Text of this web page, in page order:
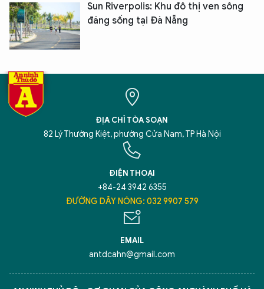
Sun Riverpolis: Khu đô thị ven sông
đáng sống tại Đà Nẵng
ĐỊA CHỈ TÒA SOẠN
82 Lý Thường Kiệt, phường Cửa Nam, TP Hà Nội
ĐIỆN THOẠI
+84-24 3942 6355
ĐƯỜNG DÂY NÓNG: 032 9907 579
EMAIL
antdcahn@gmail.com
XIN CHÀO,
TÔI LÀ CHATBOT CỦA
Hãy hỏi tôi bất kỳ điều gì bạn cần biết về
An Ninh Thủ Đô nhé. Tôi sẵn sàng hỗ trợ!